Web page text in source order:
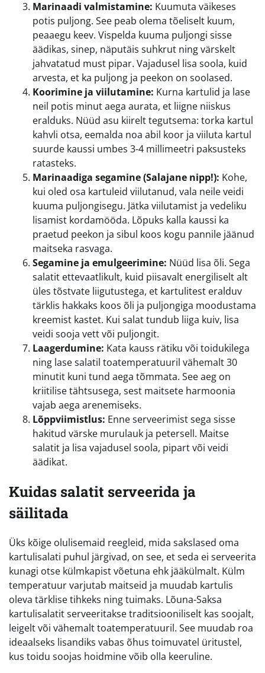
Marinaadi valmistamine: Kuumuta väikeses
potis puljong. See peab olema tõeliselt kuum,
peaaegu keev. Vispelda kuuma puljongi sisse
äädikas, sinep, näputäis suhkrut ning värskelt
jahvatatud must pipar. Vajadusel lisa soola, kuid
arvesta, et ka puljong ja peekon on soolased.
Koorimine ja viilutamine: Kurna kartulid ja lase
neil potis minut aega aurata, et liigne niiskus
eralduks. Nüüd asu kiirelt tegutsema: torka kartul
kahvli otsa, eemalda noa abil koor ja viiluta kartul
suurde kaussi umbes 3-4 millimeetri paksusteks
ratasteks.
Marinaadiga segamine (Salajane nipp!): Kohe,
kui oled osa kartuleid viilutanud, vala neile veidi
kuuma puljongisegu. Jätka viilutamist ja vedeliku
lisamist kordamööda. Lõpuks kalla kaussi ka
praetud peekon ja sibul koos kogu pannile jäänud
maitseka rasvaga.
Segamine ja emulgeerimine: Nüüd lisa õli. Sega
salatit ettevaatlikult, kuid piisavalt energiliselt alt
üles tõstvate liigutustega, et kartulitest eralduv
tärklis hakkaks koos õli ja puljongiga moodustama
kreemist kastet. Kui salat tundub liiga kuiv, lisa
veidi sooja vett või puljongit.
Laagerdumine: Kata kauss rätiku või toidukilega
ning lase salatil toatemperatuuril vähemalt 30
minutit kuni tund aega tõmmata. See aeg on
kriitilise tähtsusega, sest maitsete harmoonia
vajab aega arenemiseks.
Lõppviimistlus: Enne serveerimist sega sisse
hakitud värske murulauk ja petersell. Maitse
salatit ja lisa vajadusel soola, pipart või veidi
äädikat.
Kuidas salatit serveerida ja
säilitada
Üks kõige olulisemaid reegleid, mida sakslased oma
kartulisalati puhul järgivad, on see, et seda ei serveerita
kunagi otse külmkapist võetuna ehk jääkülmalt. Külm
temperatuur varjutab maitseid ja muudab kartulis
oleva tärklise tihkeks ning tuimaks. Lõuna-Saksa
kartulisalatit serveeritakse traditsiooniliselt kas soojalt,
leigelt või vähemalt toatemperatuuril. See muudab roa
ideaalseks lisandiks vabas õhus toimuvatel üritustel,
kus toidu soojas hoidmine võib olla keeruline.